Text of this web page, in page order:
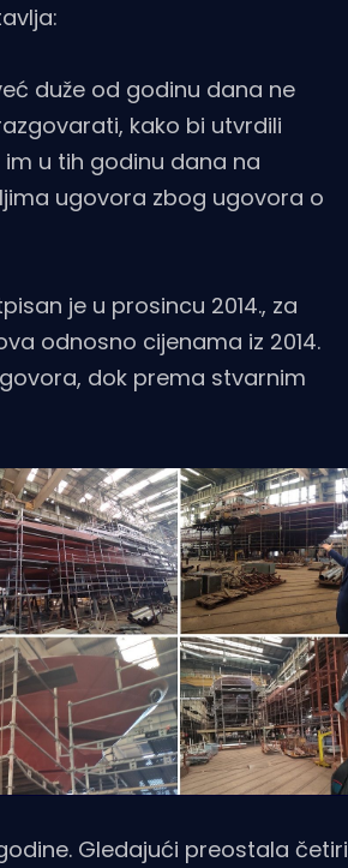
duže od godinu dana ne
kako bi utvrdili
u tih godinu dana na
ugovora zbog ugovora o
je u prosincu 2014., za
odnosno cijenama iz 2014.
dok prema stvarnim
Gledajući preostala četiri